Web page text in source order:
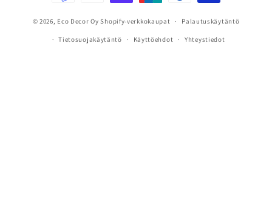
© 2026, Eco Decor Oy Shopify-verkkokaupat Palautuskäytäntö
Tietosuojakäytäntö Käyttöehdot Yhteystiedot